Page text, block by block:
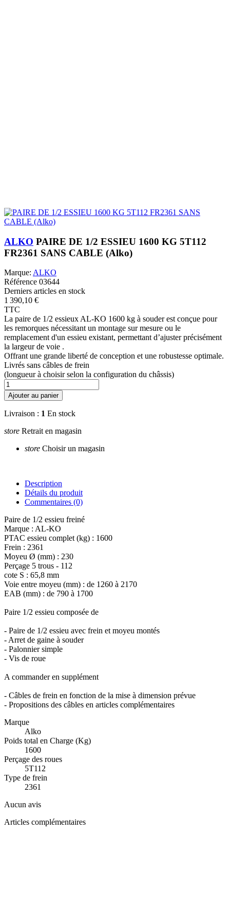
ALKO PAIRE DE 1/2 ESSIEU 1600 KG 5T112
FR2361 SANS CABLE (Alko)
Marque: ALKO
Référence 03644
Derniers articles en stock
1 390,10 €
TTC
La paire de 1/2 essieux AL-KO 1600 kg à souder est conçue pour
les remorques nécessitant un montage sur mesure ou le
remplacement d'un essieu existant, permettant d’ajuster précisément
la largeur de voie .
Offrant une grande liberté de conception et une robustesse optimale.
Livrés sans câbles de frein
(longueur à choisir selon la configuration du châssis)
Ajouter au panier
Livraison : 1 En stock
store Retrait en magasin
store Choisir un magasin
Description
Détails du produit
Commentaires (0)
Paire de 1/2 essieu freiné
Marque : AL-KO
PTAC essieu complet (kg) : 1600
Frein : 2361
Moyeu Ø (mm) : 230
Perçage 5 trous - 112
cote S : 65,8 mm
Voie entre moyeu (mm) : de 1260 à 2170
EAB (mm) : de 790 à 1700
Paire 1/2 essieu composée de
- Paire de 1/2 essieu avec frein et moyeu montés
- Arret de gaine à souder
- Palonnier simple
- Vis de roue
A commander en supplément
- Câbles de frein en fonction de la mise à dimension prévue
- Propositions des câbles en articles complémentaires
Marque
Alko
Poids total en Charge (Kg)
1600
Perçage des roues
5T112
Type de frein
2361
Aucun avis
Articles complémentaires